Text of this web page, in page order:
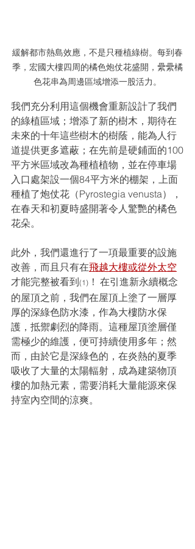
緩解都市熱島效應，不是只種植綠樹。每到春
季，宏國大樓四周的橘色炮仗花盛開，纍纍橘
色花串為周邊區域增添一股活力。
我們充分利用這個機會重新設計了我們
的綠植區域；增添了新的樹木，期待在
未來的十年這些樹木的樹蔭，能為人行
道提供更多遮蔽；在先前是硬鋪面的100
平方米區域改為種植植物，並在停車場
入口處架設一個84平方米的棚架，上面
種植了炮仗花（Pyrostegia venusta），
在春天和初夏時盛開著令人驚艷的橘色
花朵。
此外，我們還進行了一項最重要的設施
改善，而且只有在飛越大樓或從外太空
才能完整被看到(1) ！ 在引進新永續概念
的屋頂之前，我們在屋頂上塗了一層厚
厚的深綠色防水漆，作為大樓防水保
護，抵禦劇烈的降雨。這種屋頂塗層僅
需極少的維護，便可持續使用多年；然
而，由於它是深綠色的，在炎熱的夏季
吸收了大量的太陽輻射，成為建築物頂
樓的加熱元素，需要消耗大量能源來保
持室內空間的涼爽。